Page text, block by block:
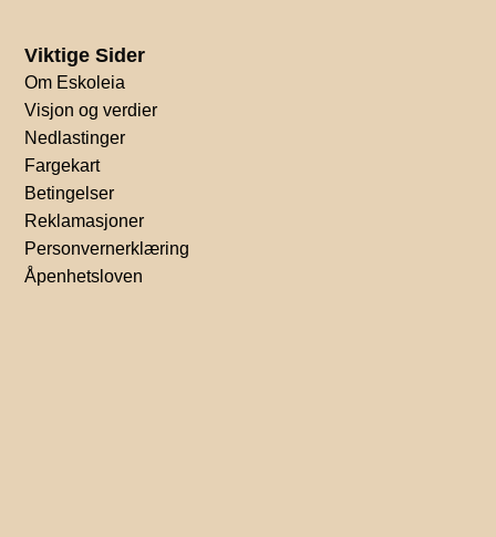
Viktige Sider
Om Eskoleia
Visjon og verdier
Nedlastinger
Fargekart
Betingelser
Reklamasjoner
Personvernerklæring
Åpenhetsloven